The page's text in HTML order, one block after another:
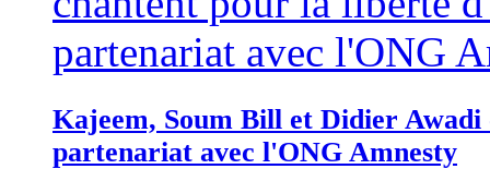
Kajeem, Soum Bill et Didier
partenariat avec l'ONG Amnesty